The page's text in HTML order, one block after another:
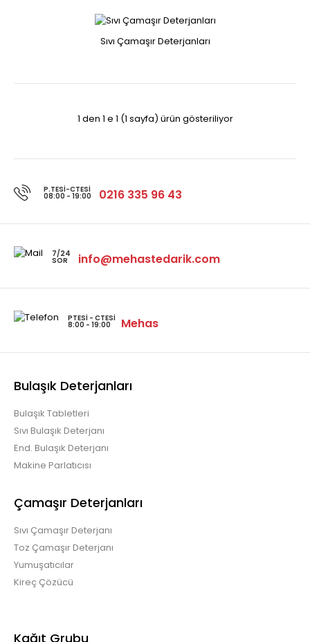
Sıvı Çamaşır Deterjanları
1 den 1 e 1 (1 sayfa) ürün gösteriliyor
P.TESI-CTESI
08:00 - 19:00 0216 335 96 43
7/24
SOR info@mehastedarik.com
PTESI - CTESI
8:00 - 19:00 Mehas
Bulaşık Deterjanları
Bulaşık Tabletleri
Sıvı Bulaşık Deterjanı
End. Bulaşık Deterjanı
Makine Parlatıcısı
Çamaşır Deterjanları
Sıvı Çamaşır Deterjanı
Toz Çamaşır Deterjanı
Yumuşatıcılar
Kireç Çözücü
Kağıt Grubu